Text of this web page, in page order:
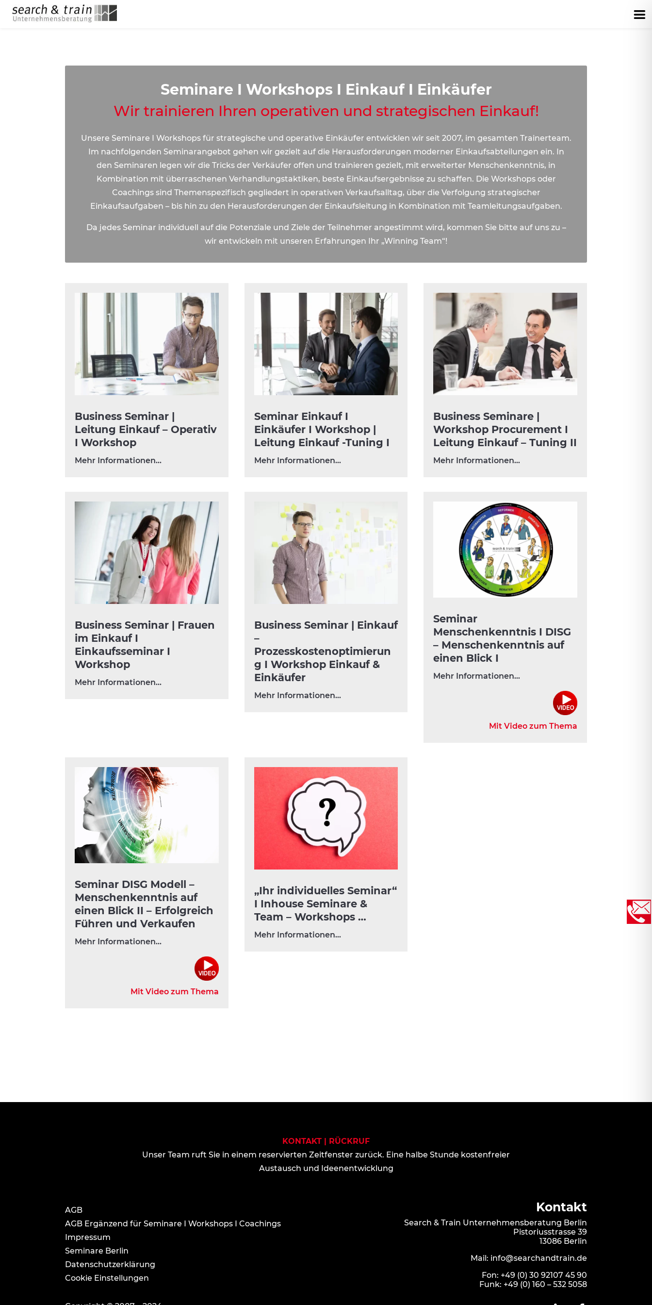
Seminare I Workshops I Einkauf I Einkäufer
Wir trainieren Ihren operativen und strategischen Einkauf!
Unsere Seminare I Workshops für strategische und operative Einkäufer entwicklen wir seit 2007, im gesamten Trainerteam.
Im nachfolgenden Seminarangebot gehen wir gezielt auf die Herausforderungen moderner Einkaufsabteilungen ein. In
den Seminaren legen wir die Tricks der Verkäufer offen und trainieren gezielt, mit erweiterter Menschenkenntnis, in
Kombination mit überraschenen Verhandlungstaktiken, beste Einkaufsergebnisse zu schaffen. Die Workshops oder
Coachings sind Themenspezifisch gegliedert in operativen Verkaufsalltag, über die Verfolgung strategischer
Einkaufsaufgaben – bis hin zu den Herausforderungen der Einkaufsleitung in Kombination mit Teamleitungsaufgaben.
Da jedes Seminar individuell auf die Potenziale und Ziele der Teilnehmer angestimmt wird, kommen Sie bitte auf uns zu –
wir entwickeln mit unseren Erfahrungen Ihr „Winning Team“!
Business Seminar |
Leitung Einkauf – Operativ
I Workshop
Mehr Informationen…
Seminar Einkauf I
Einkäufer I Workshop |
Leitung Einkauf -Tuning I
Mehr Informationen…
Business Seminare |
Workshop Procurement I
Leitung Einkauf – Tuning II
Mehr Informationen…
Business Seminar | Frauen
im Einkauf I
Einkaufsseminar I
Workshop
Mehr Informationen…
Business Seminar | Einkauf
–
Prozesskostenoptimierun
g I Workshop Einkauf &
Einkäufer
Mehr Informationen…
Seminar
Menschenkenntnis I DISG
– Menschenkenntnis auf
einen Blick I
Mehr Informationen…
Mit Video zum Thema
Seminar DISG Modell –
Menschenkenntnis auf
einen Blick II – Erfolgreich
Führen und Verkaufen
Mehr Informationen…
Mit Video zum Thema
„Ihr individuelles Seminar“
I Inhouse Seminare &
Team – Workshops …
Mehr Informationen…
KONTAKT | RÜCKRUF
Unser Team ruft Sie in einem reservierten Zeitfenster zurück. Eine halbe Stunde kostenfreier
Austausch und Ideenentwicklung
AGB
AGB Ergänzend für Seminare I Workshops I Coachings
Impressum
Seminare Berlin
Datenschutzerklärung
Cookie Einstellungen
Kontakt
Search & Train Unternehmensberatung Berlin
Pistoriusstrasse 39
13086 Berlin
Mail: info@searchandtrain.de
Fon: +49 (0) 30 92107 45 90
Funk: +49 (0) 160 – 532 5058